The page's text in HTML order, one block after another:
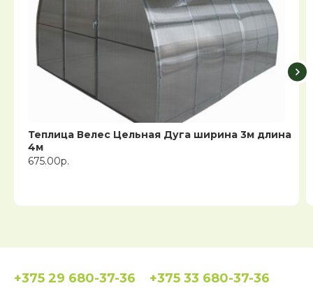
Теплица Велес Цельная Дуга ширина 3м длина
4м
675.00р.
+375 29 680-37-36
+375 33 680-37-36